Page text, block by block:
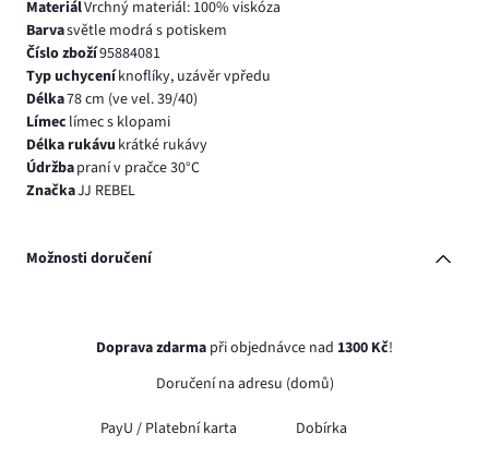
MateriálVrchný materiál: 100% viskóza
Barvasvětle modrá s potiskem
Číslo zboží95884081
Typ uchyceníknoflíky, uzávěr vpředu
Délka78 cm (ve vel. 39/40)
Límec límec s klopami
Délka rukávu krátké rukávy
Údržbapraní v pračce 30°C
ZnačkaJJ REBEL
Možnosti doručení
Doprava zdarma při objednávce nad 1300 Kč!
Doručení na adresu (domů)
PayU / Platební karta Dobírka